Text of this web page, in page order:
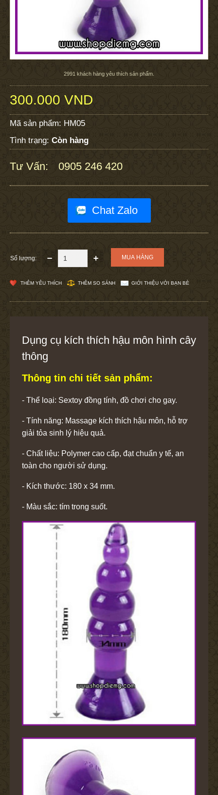
2991 khách hàng yêu thích sản phẩm.
300.000 VND
Mã sản phẩm: HM05
Tình trạng: Còn hàng
Tư Vấn: 0905 246 420
Chat Zalo
Số lượng:
THÊM YÊU THÍCH THÊM SO SÁNH GIỚI THIỆU VỚI BẠN BÈ
Dụng cụ kích thích hậu môn hình cây
thông
Thông tin chi tiết sản phẩm:
- Thể loại: Sextoy đồng tính, đồ chơi cho gay.
- Tính năng: Massage kích thích hậu môn, hỗ trợ
giải tỏa sinh lý hiệu quả.
- Chất liệu: Polymer cao cấp, đạt chuẩn y tế, an
toàn cho người sử dụng.
- Kích thước: 180 x 34 mm.
- Màu sắc: tím trong suốt.